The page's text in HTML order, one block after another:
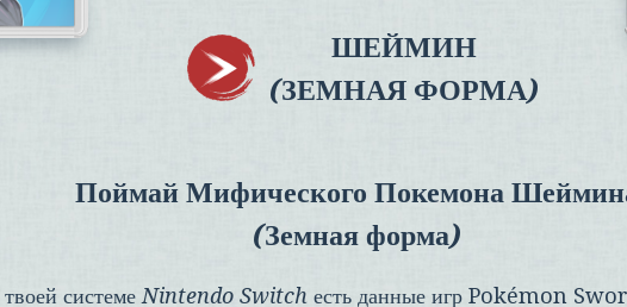
ШЕЙМИН
(ЗЕМНАЯ ФОРМА)
Поймай Мифического Покемона
(Земная форма)
системе Nintendo Switch есть данные игр Pokémon